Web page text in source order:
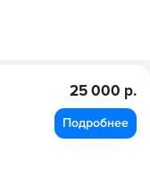
25 000 р.
Подробнее